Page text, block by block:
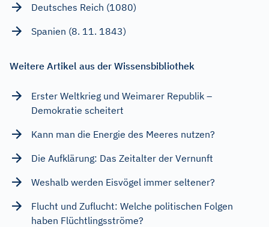
Deutsches Reich (1080)
Spanien (8. 11. 1843)
Weitere Artikel aus der Wissensbibliothek
Erster Weltkrieg und Weimarer Republik –
Demokratie scheitert
Kann man die Energie des Meeres nutzen?
Die Aufklärung: Das Zeitalter der Vernunft
Weshalb werden Eisvögel immer seltener?
Flucht und Zuflucht: Welche politischen Folgen
haben Flüchtlingsströme?